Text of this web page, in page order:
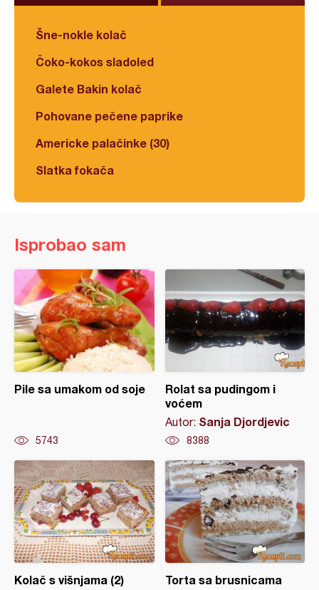
Šne-nokle kolač
Čoko-kokos sladoled
Galete Bakin kolač
Pohovane pečene paprike
Americke palačinke (30)
Slatka fokača
Isprobao sam
Pile sa umakom od soje
5743
Rolat sa pudingom i
voćem
Autor: Sanja Djordjevic
8388
Kolač s višnjama (2) Torta sa brusnicama